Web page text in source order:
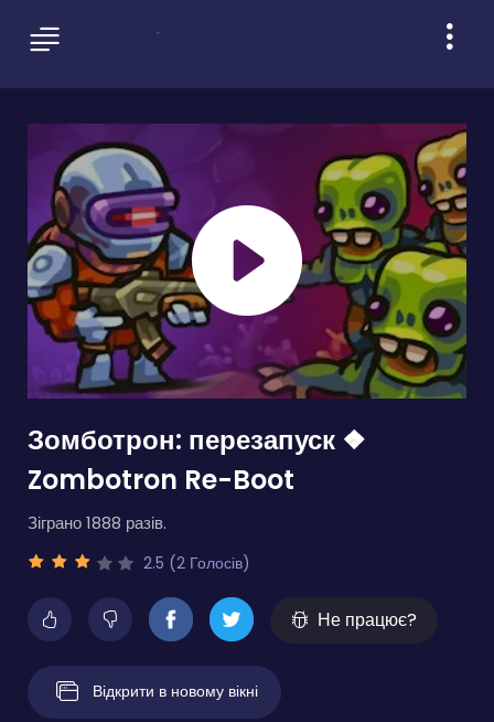
Зомботрон: перезапуск ❖
Zombotron Re-Boot
Зіграно 1888 разів.
2.5 (2 Голосів)
Не працює?
Відкрити в новому вікні